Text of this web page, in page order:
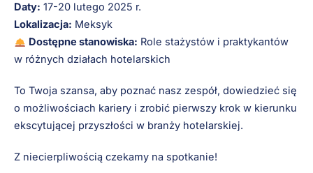
Daty: 17-20 lutego 2025 r.
Lokalizacja: Meksyk
Dostępne stanowiska: Role stażystów i praktykantów
w różnych działach hotelarskich
To Twoja szansa, aby poznać nasz zespół, dowiedzieć się
o możliwościach kariery i zrobić pierwszy krok w kierunku
ekscytującej przyszłości w branży hotelarskiej.
Z niecierpliwością czekamy na spotkanie!